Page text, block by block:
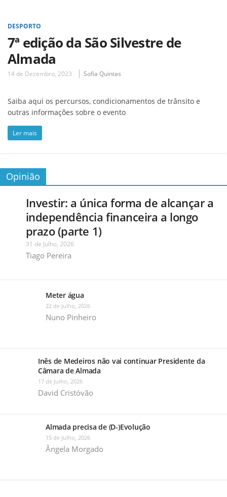
DESPORTO
7ª edição da São Silvestre de
Almada
14 de Dezembro, 2023 Sofia Quintas
Saiba aqui os percursos, condicionamentos de trânsito e
outras informações sobre o evento
Ler mais
Opinião
Investir: a única forma de alcançar a
independência financeira a longo
prazo (parte 1)
31 de Julho, 2026
Tiago Pereira
Meter água
22 de Julho, 2026
Nuno Pinheiro
Inês de Medeiros não vai continuar Presidente da
Câmara de Almada
17 de Julho, 2026
David Cristóvão
Almada precisa de (D-)Evolução
15 de Julho, 2026
Ângela Morgado